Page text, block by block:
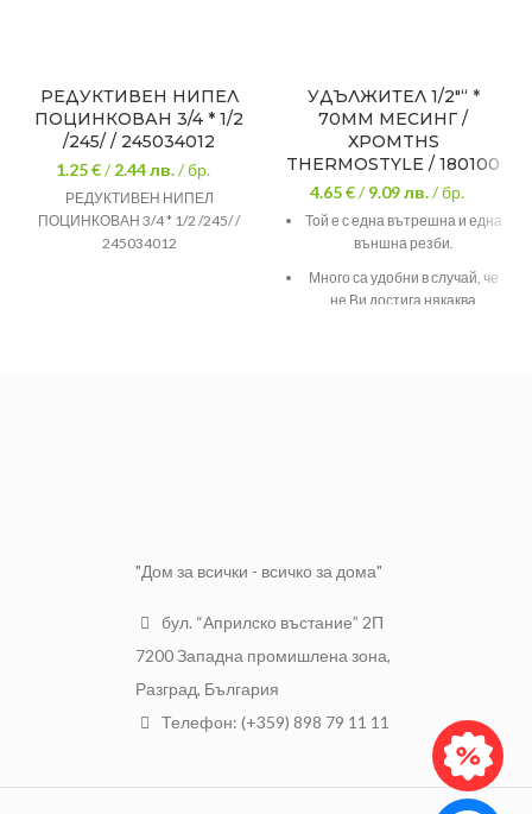
РЕДУКТИВЕН НИПЕЛ
ПОЦИНКОВАН 3/4 * 1/2
/245/ / 245034012
1.25 €/2.44лв./ бр.
РЕДУКТИВЕН НИПЕЛ
ПОЦИНКОВАН 3/4 * 1/2 /245/ /
245034012
УДЪЛЖИТЕЛ 1/2″“ *
70ММ МЕСИНГ /
ХРОМTHS
THERMOSTYLE / 180100
4.65 €/9.09лв./ бр.
Той е с една вътрешна и една
външна резби.
Много са удобни в случай, че
не Ви достига някаква
"Дом за всички - всичко за дома"
бул. “Априлско въстание” 2П
7200 Западна промишлена зона,
Разград, България
Телефон: (+359) 898 79 11 11